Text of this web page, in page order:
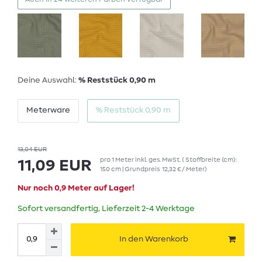
Deine Auswahl: % Reststück 0,90 m
Meterware % Reststück 0,90 m
13,04 EUR
11,09 EUR pro1 Meterinkl. ges. MwSt. ( Stoffbreite (cm):
150 cm | Grundpreis 12,32 € / Meter)
Nur noch 0,9 Meter auf Lager!
Sofort versandfertig, Lieferzeit 2-4 Werktage
In den Warenkorb